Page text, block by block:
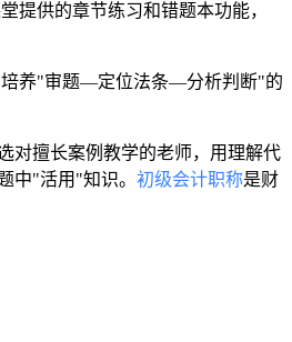
提供的章节练习和错题本功能，
培养"审题—定位法条—分析判断"的
对擅长案例教学的老师，用理解代
中"活用"知识。 初级会计职称是财